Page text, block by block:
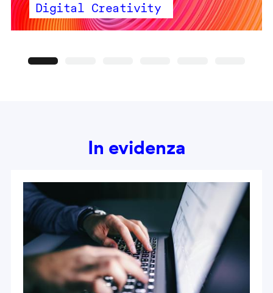
Digital Creativity
In evidenza